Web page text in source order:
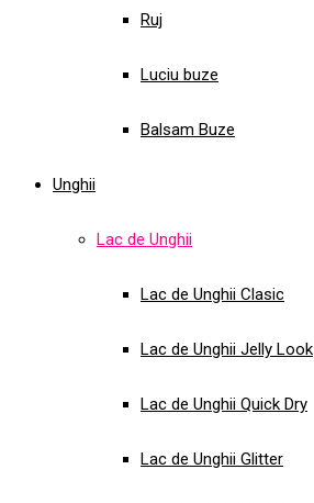
Ruj
Luciu buze
Balsam Buze
Unghii
Lac de Unghii
Lac de Unghii Clasic
Lac de Unghii Jelly Look
Lac de Unghii Quick Dry
Lac de Unghii Glitter